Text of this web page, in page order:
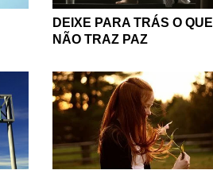
DEIXE PARA TRÁS O QUE
NÃO TRAZ PAZ